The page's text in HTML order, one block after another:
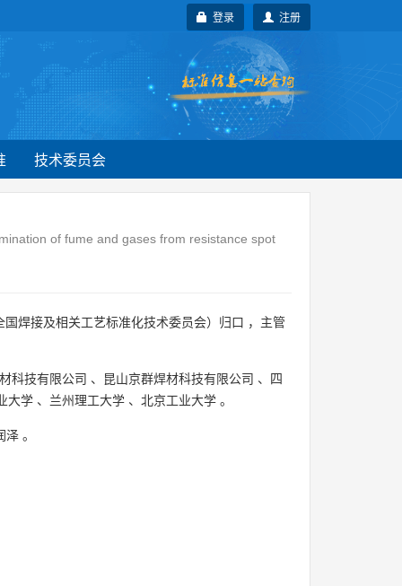
注册
登录
技术委员会
of fume and gases from resistance spot
国焊接及相关工艺标准化技术委员会）归口 ，主管
科技有限公司 、 昆山京群焊材科技有限公司 、
四
大学 、 兰州理工大学 、 北京工业大学 。
泽 。